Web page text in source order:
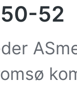
52